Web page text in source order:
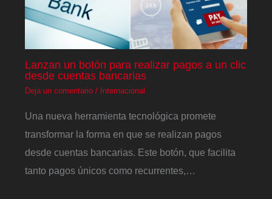
Lanzan un botón para realizar pagos a un clic
desde cuentas bancarias
Deja un comentario / Internacional
Una nueva herramienta tecnológica promete
transformar la forma en que se realizan pagos
desde cuentas bancarias. Este botón, que facilita
tanto pagos únicos como recurrentes,…